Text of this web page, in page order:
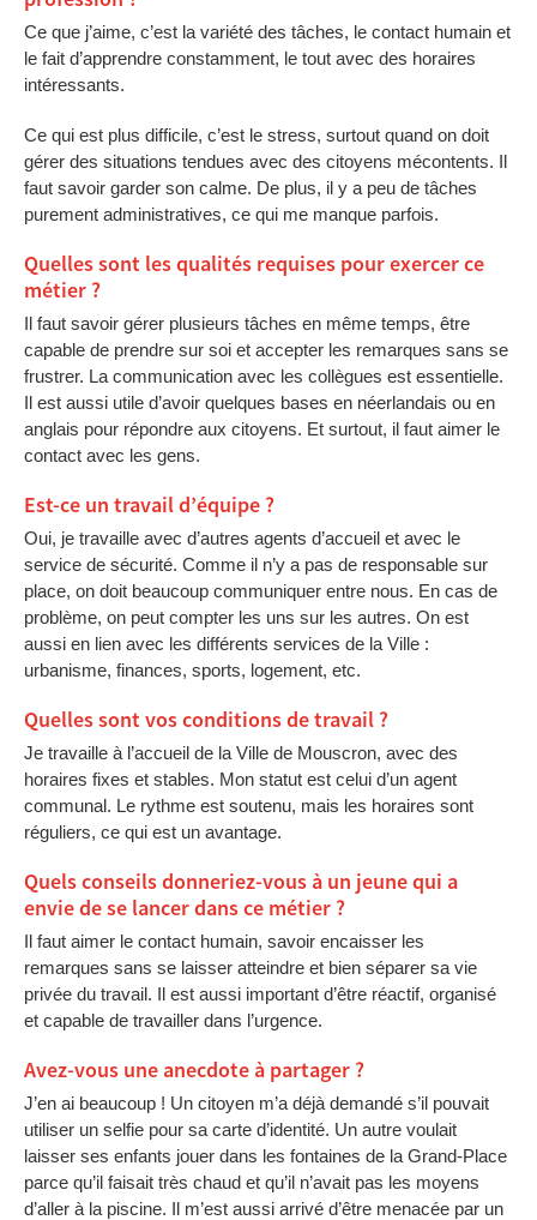
Ce que j’aime, c’est la variété des tâches, le contact humain et
le fait d’apprendre constamment, le tout avec des horaires
intéressants.
Ce qui est plus difficile, c’est le stress, surtout quand on doit
gérer des situations tendues avec des citoyens mécontents. Il
faut savoir garder son calme. De plus, il y a peu de tâches
purement administratives, ce qui me manque parfois.
Quelles sont les qualités requises pour exercer ce
métier ?
Il faut savoir gérer plusieurs tâches en même temps, être
capable de prendre sur soi et accepter les remarques sans se
frustrer. La communication avec les collègues est essentielle.
Il est aussi utile d’avoir quelques bases en néerlandais ou en
anglais pour répondre aux citoyens. Et surtout, il faut aimer le
contact avec les gens.
Est-ce un travail d’équipe ?
Oui, je travaille avec d’autres agents d’accueil et avec le
service de sécurité. Comme il n’y a pas de responsable sur
place, on doit beaucoup communiquer entre nous. En cas de
problème, on peut compter les uns sur les autres. On est
aussi en lien avec les différents services de la Ville :
urbanisme, finances, sports, logement, etc.
Quelles sont vos conditions de travail ?
Je travaille à l’accueil de la Ville de Mouscron, avec des
horaires fixes et stables. Mon statut est celui d’un agent
communal. Le rythme est soutenu, mais les horaires sont
réguliers, ce qui est un avantage.
Quels conseils donneriez-vous à un jeune qui a
envie de se lancer dans ce métier ?
Il faut aimer le contact humain, savoir encaisser les
remarques sans se laisser atteindre et bien séparer sa vie
privée du travail. Il est aussi important d’être réactif, organisé
et capable de travailler dans l’urgence.
Avez-vous une anecdote à partager ?
J’en ai beaucoup ! Un citoyen m’a déjà demandé s’il pouvait
utiliser un selfie pour sa carte d’identité. Un autre voulait
laisser ses enfants jouer dans les fontaines de la Grand-Place
parce qu’il faisait très chaud et qu’il n’avait pas les moyens
d’aller à la piscine. Il m’est aussi arrivé d’être menacée par un